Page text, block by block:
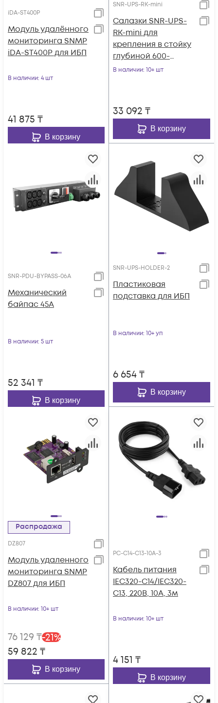
iDA-ST400P
Модуль удалённого
мониторинга SNMP
iDA-ST400P для ИБП
В наличии: 4 шт
41 875 ₸
В корзину
SNR-UPS-RK-mini
Cалазки SNR-UPS-
RK-mini для
крепления в стойку
глубиной 600-
800мм, ИБП серии
В наличии: 10+ шт
33 092 ₸
В корзину
SNR-PDU-BYPASS-06A
Механический
байпас 45А
В наличии: 5 шт
52 341 ₸
В корзину
SNR-UPS-HOLDER-2
Пластиковая
подставка для ИБП
В наличии: 10+ уп
6 654₸
В корзину
Распродажа
DZ807
Модуль удаленного
мониторинга SNMP
DZ807 для ИБП
В наличии: 10+ шт
76 129 ₸-21%
59 822 ₸
В корзину
PC-C14-C13-10A-3
Кабель питания
IEC320-C14/IEC320-
C13, 220B, 10А, 3м
В наличии: 10+ шт
4 151 ₸
В корзину